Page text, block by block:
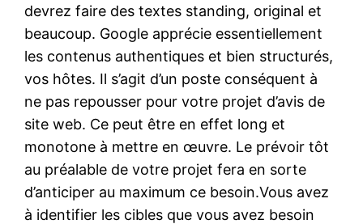
devrez faire des textes standing, original et
beaucoup. Google apprécie essentiellement
les contenus authentiques et bien structurés,
vos hôtes. Il s’agit d’un poste conséquent à
ne pas repousser pour votre projet d’avis de
site web. Ce peut être en effet long et
monotone à mettre en œuvre. Le prévoir tôt
au préalable de votre projet fera en sorte
d’anticiper au maximum ce besoin.Vous avez
à identifier les cibles que vous avez besoin